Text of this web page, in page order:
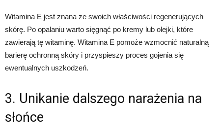
Witamina E jest znana ze swoich właściwości regenerujących
skórę. Po opalaniu warto sięgnąć po kremy lub olejki, które
zawierają tę witaminę. Witamina E pomoże wzmocnić naturalną
barierę ochronną skóry i przyspieszy proces gojenia się
ewentualnych uszkodzeń.
3. Unikanie dalszego narażenia na
słońce